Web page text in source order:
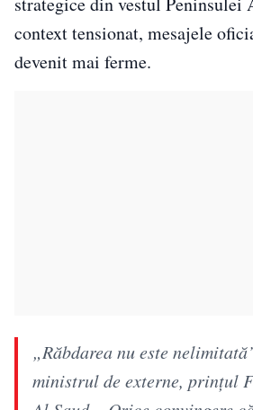
context tensionat, mesajele
devenit mai ferme.
„Răbdarea nu este
ministrul de externe, prințul